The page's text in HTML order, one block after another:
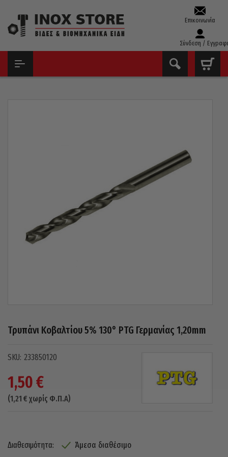
Επικοινωνία
Σύνδεση /
Τρυπάνι Κοβαλτίου 5% 130° PTG Γερμανίας 1,20mm
233850120
1,50€
(1,21 € χωρίς Φ.Π.Α)
Διαθεσιμότητα: Άμεσα διαθέσιμο